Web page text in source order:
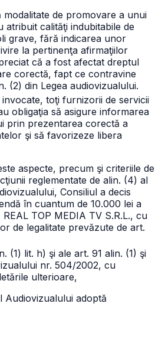
de promovare a unui
atribuit calităţi indubitabile de
grave, fără indicarea unor
la pertinenţa afirmaţiilor
că a fost afectat dreptul
corectă, fapt ce contravine
(2) din Legea audiovizualului.
toţi furnizorii de servicii
obligaţia să asigure informarea
prin prezentarea corectă a
şi să favorizeze libera
aspecte, precum şi criteriile de
reglementate de alin. (4) al
Consiliul a decis
în cuantum de 10.000 lei a
TOP MEDIA TV S.R.L., cu
de legalitate prevăzute de art.
(1) lit. h) şi ale art. 91 alin. (1) şi
nr. 504/2002, cu
ulterioare,
Audiovizualului adoptă